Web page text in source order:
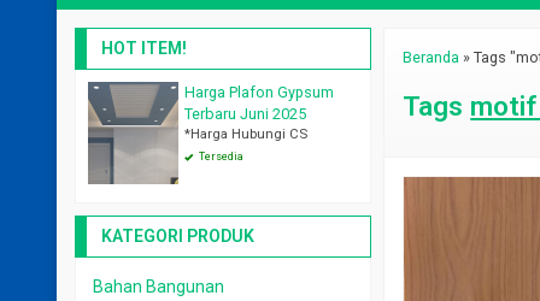
Beranda »Tags
Tags motif
HOT ITEM!
Harga Plafon Gypsum
Terbaru Juni 2025
*Harga Hubungi CS
Tersedia
Harga Atap Baja Ringan Per
*Harga Hubungi CS
KATEGORI PRODUK
Bahan Bangunan